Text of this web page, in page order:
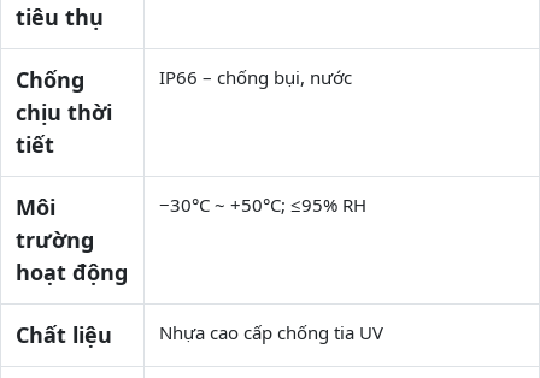
tiêu thụ
Chống
chịu thời
tiết
IP66 – chống bụi, nước
Môi
trường
hoạt động
−30°C ~ +50°C; ≤95% RH
Chất liệu Nhựa cao cấp chống tia UV